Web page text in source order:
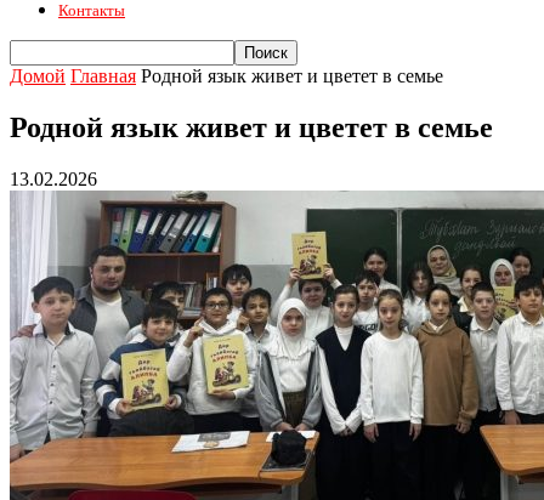
Контакты
Домой Главная Родной язык живет и цветет в семье
Родной язык живет и цветет в семье
13.02.2026